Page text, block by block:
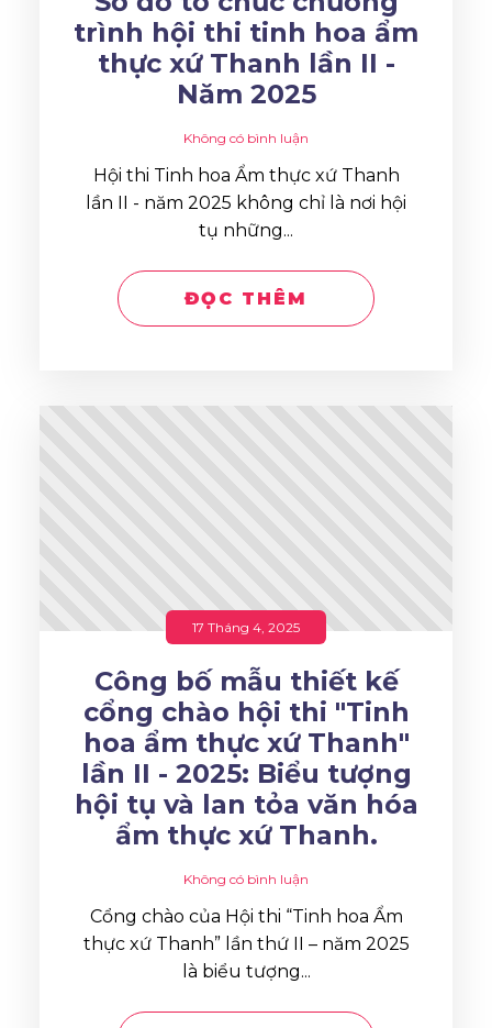
trình hội thi tinh hoa ẩm
thực xứ Thanh lần II -
Năm 2025
Không có bình luận
Hội thi Tinh hoa Ẩm thực xứ Thanh
lần II - năm 2025 không chỉ là nơi hội
tụ những...
ĐỌC THÊM
17 Tháng 4, 2025
Công bố mẫu thiết kế
cổng chào hội thi "Tinh
hoa ẩm thực xứ Thanh"
lần II - 2025: Biểu tượng
hội tụ và lan tỏa văn hóa
ẩm thực xứ Thanh.
Không có bình luận
Cổng chào của Hội thi “Tinh hoa Ẩm
thực xứ Thanh” lần thứ II – năm 2025
là biểu tượng...